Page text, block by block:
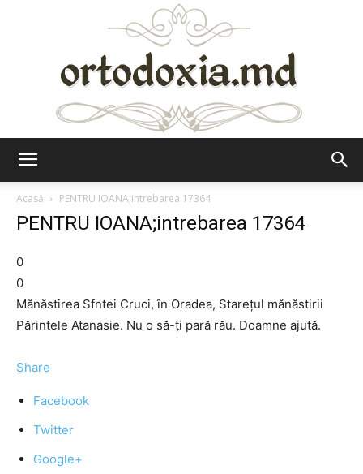
Acasă
PENTRU IOANA;intrebarea 17364
PENTRU IOANA;intrebarea 17364
0
0
Mănăstirea Sfntei Cruci, în Oradea, Stareţul mănăstirii
Părintele Atanasie. Nu o să-ţi pară rău. Doamne ajută.
Share
Facebook
Twitter
Google+